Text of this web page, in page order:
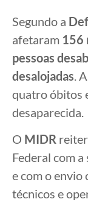
Segundo a
afetaram 156
pessoas
desalojadas .
quatro óbitos
desaparecida.
O MIDR
Federal com
e com o envio
técnicos e